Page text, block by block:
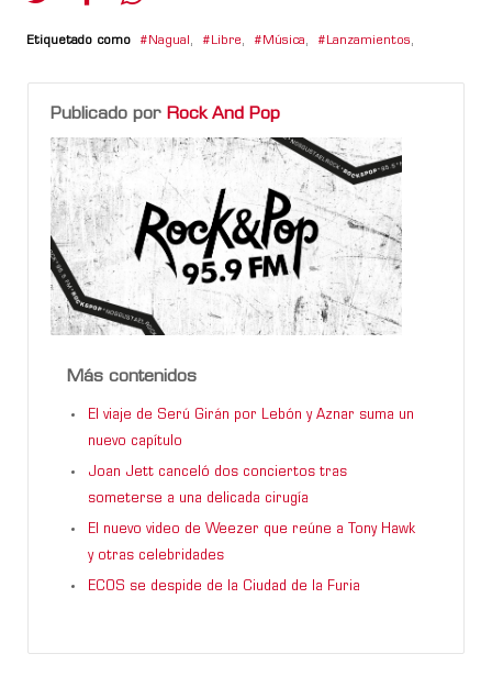
Etiquetado como Nagual , Libre, Música, Lanzamientos,
Publicado por Rock And Pop
Más contenidos
El viaje de Serú Girán por Lebón y Aznar suma un
nuevo capítulo
Joan Jett canceló dos conciertos tras
someterse a una delicada cirugía
El nuevo video de Weezer que reúne a Tony Hawk
y otras celebridades
ECOS se despide de la Ciudad de la Furia